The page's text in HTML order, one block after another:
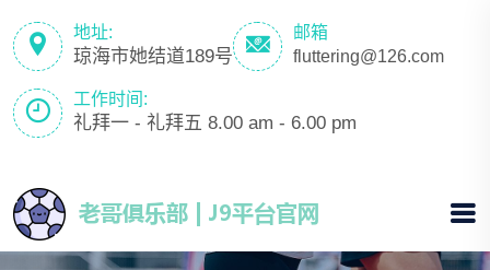
地址:
琼海市她结道189号
邮箱
fluttering@126.com
工作时间:
礼拜一 - 礼拜五 8.00 am - 6.00 pm